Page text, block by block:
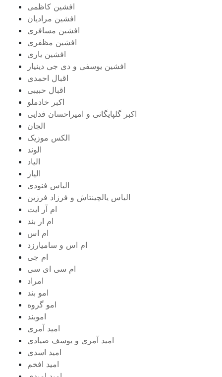
افشین کاظمی
افشین مرادیان
افشین مسافری
افشین مظفری
افشین یاری
افشین یوسفی و دی جی دینیار
اقبال احمدی
اقبال حبیبی
اکبر خادملو
اکبر گلپایگانی و امیراحسان فدایی
الجان
الکس موزیک
الوند
الیاد
الیاز
الیاس فنودی
الیاس یالچینتاش و فرزاد فرزین
ام آر ایت
ام‌ ار بند
ام اس
ام اس و سامیارزد
ام جی
ام سی ای سی
امراد
امو بند
امو گروه
اموبند
امید آمری
امید آمری و یوسف صیادی
امید اسدی
امید افخم